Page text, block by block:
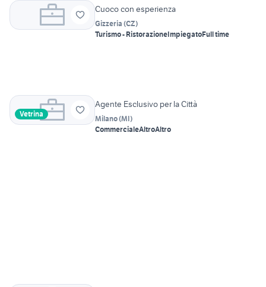
Cuoco con esperienza
Gizzeria (CZ)
Turismo - RistorazioneImpiegatoFull time
Vetrina
Agente Esclusivo per la Città
Milano(MI)
CommercialeAltroAltro